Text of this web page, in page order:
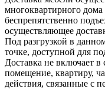
многоквартирного
беспрепятственно
осуществляющее
Под разгрузкой в
точке, доступной для
Доставка не включает в
помещение, квартиру,
действия, связанные с